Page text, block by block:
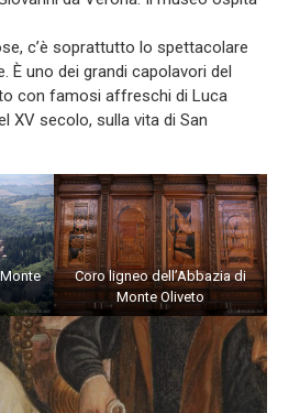
c’è soprattutto lo spettacolare
È uno dei grandi capolavori del
con famosi affreschi di Luca
XV secolo, sulla vita di San
Coro ligneo dell’Abbazia di
Monte Oliveto